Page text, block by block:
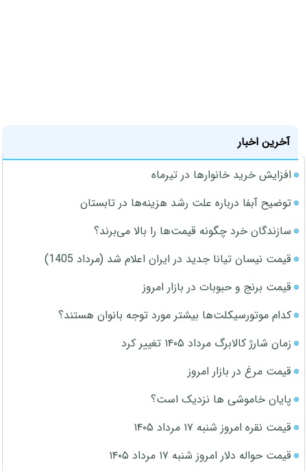
آخرین اخبار
افزایش خرید خانوارها در تیرماه
توضیح آبفا درباره علت رشد هزینه‌ها در تابستان
سازندگان خرد چگونه قیمت‌ها را بالا می‌برند؟
قیمت نیسان تیانا جدید در ایران اعلام شد (مرداد 1405)
قیمت برنج و حبوبات در بازار امروز
کدام موتورسیکلت‌ها بیشتر مورد توجه بانوان هستند؟
زمان شارژ کالابرگ مرداد ۱۴۰۵ تغییر کرد
قیمت مرغ در بازار امروز
پایان خاموشی ها نزدیک است؟
قیمت نقره امروز شنبه ۱۷ مرداد ۱۴۰۵
قیمت حواله دلار امروز شنبه ۱۷ مرداد ۱۴۰۵